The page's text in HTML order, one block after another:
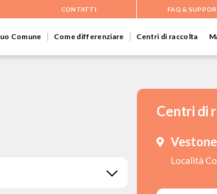
CONTATTI FAQ &
Comune Come differenziare Centri di raccolta
Centri di
Vestone
Località